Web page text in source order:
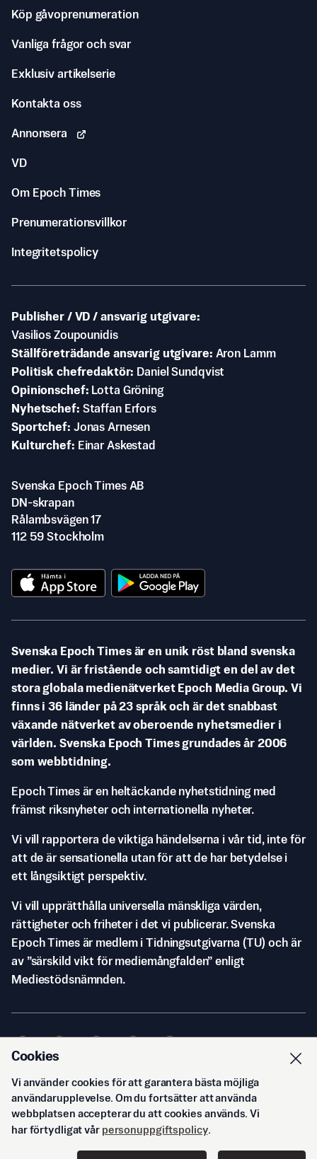
Köp gåvoprenumeration
Vanliga frågor och svar
Exklusiv artikelserie
Kontakta oss
Annonsera
VD
Om Epoch Times
Prenumerationsvillkor
Integritetspolicy
Publisher / VD / ansvarig utgivare
Vasilios Zoupounidis
Ställföreträdande ansvarig utgivare Aron Lamm
Politisk chefredaktör
Daniel Sundqvist
Opinionschef
Lotta Gröning
Nyhetschef Staffan Erfors
Sportchef Jonas Arnesen
Kulturchef
Einar Askestad
Svenska Epoch Times AB
DN-skrapan
Rålambsvägen 17
112 59 Stockholm
Svenska Epoch Times är en unik röst bland svenska
medier. Vi är fristående och samtidigt en del av det
stora globala medienätverket Epoch Media Group. Vi
finns i 36 länder på 23 språk och är det snabbast
växande nätverket av oberoende nyhetsmedier i
världen. Svenska Epoch Times grundades år 2006
som webbtidning.
Epoch Times är en heltäckande nyhetstidning med
främst riksnyheter och internationella nyheter.
Vi vill rapportera de viktiga händelserna i vår tid, inte för
att de är sensationella utan för att de har betydelse i
ett långsiktigt perspektiv.
Vi vill upprätthålla universella mänskliga värden,
rättigheter och friheter i det vi publicerar. Svenska
Epoch Times är medlem i Tidningsutgivarna (TU) och är
av ”särskild vikt för mediemångfalden” enligt
Mediestödsnämnden.
© Svenska Epoch Times AB2026
Cookies
Vi använder cookies för att garantera bästa möjliga
användarupplevelse. Om du fortsätter att använda
webbplatsen accepterar du att cookies används. Vi
har förtydligat vår personuppgiftspolicy.